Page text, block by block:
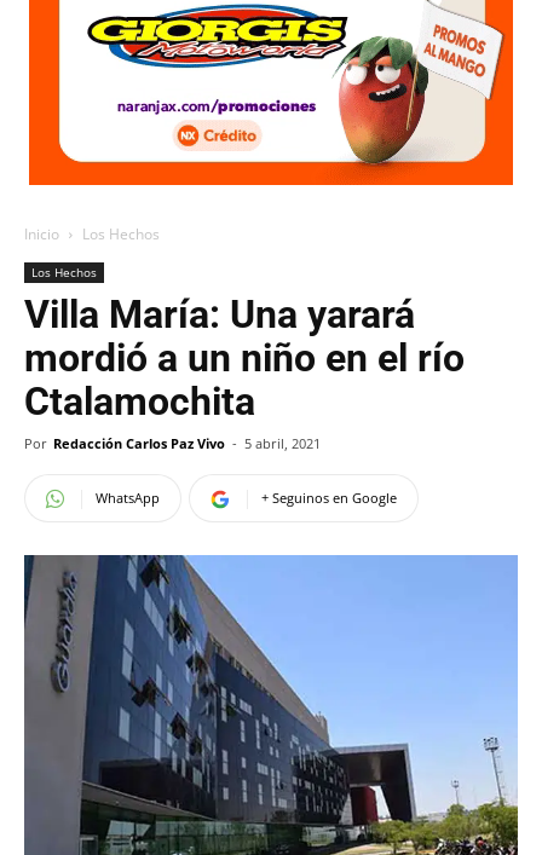
Inicio Los Hechos
Los Hechos
Villa María: Una yarará
mordió a un niño en el río
Ctalamochita
Por Redacción Carlos Paz Vivo - 5 abril, 2021
WhatsApp + Seguinos en Google